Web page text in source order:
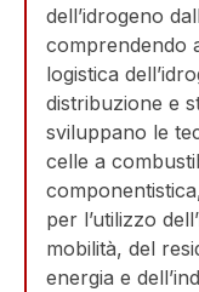
dell’idrogeno
comprendendo
logistica
distribuzione e
sviluppano le
celle a
per l’utilizzo
mobilità, del
energia e